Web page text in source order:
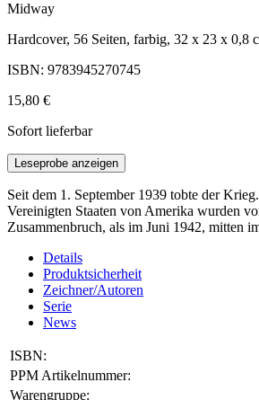
Midway
Hardcover, 56 Seiten, farbig, 32 x 23 x 0,8
ISBN: 9783945270745
15,80 €
Sofort lieferbar
Leseprobe anzeigen
Seit dem 1. September 1939 tobte der
Vereinigten Staaten von Amerika wurden
Zusammenbruch, als im Juni 1942, mitten
Details
Produktsicherheit
Zeichner/Autoren
Serie
News
ISBN:
PPM Artikelnummer:
Warengruppe: